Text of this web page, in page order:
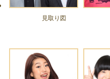
見取り図